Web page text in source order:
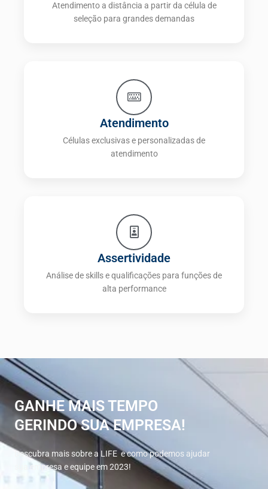
Atendimento a distância a partir da célula de
seleção para grandes demandas
Atendimento
Células exclusivas e personalizadas de
atendimento
Assertividade
Análise de skills e qualificações para funções de
alta performance
GANHE MAIS TEMPO
GERINDO SUA EMPRESA!
Descubra mais sobre a LIFE e como podemos ajudar
sua empresa e equipe em 2023!